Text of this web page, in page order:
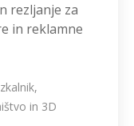
rezljanje za
in reklamne
in 3D